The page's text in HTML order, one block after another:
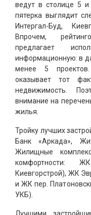
ведут в столице 5 и
пятерка выглядит
Интергал-Буд,
Впрочем,
предлагает
информационную: в
менее 5
оказывает тот
недвижимость.
внимание на
жилья.
Тройку лучших
Банк «Аркада»,
Жилищные
комфортности:
Киевгорстрой), ЖК
и ЖК пер.
УКБ).